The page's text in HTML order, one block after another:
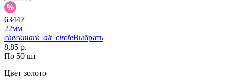
63447
22мм
checkmark_alt_circleВыбрать
8.85 р.
По 50 шт
Цвет золото